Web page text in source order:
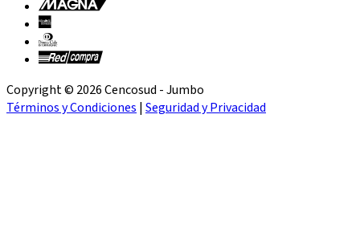
Copyright © 2026 Cencosud - Jumbo
Términos y Condiciones |Seguridad y Privacidad